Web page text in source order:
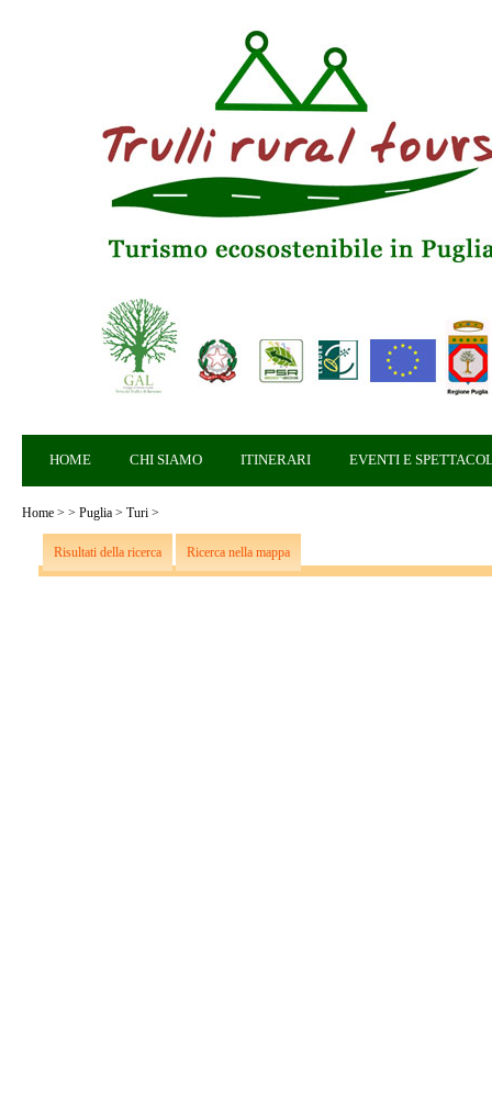
HOME CHI SIAMO ITINERARI EVENTI E
Home > > Puglia > Turi >
Risultati della ricerca Ricerca nella mappa